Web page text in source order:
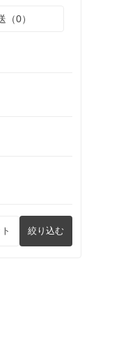
（0）
絞り込む